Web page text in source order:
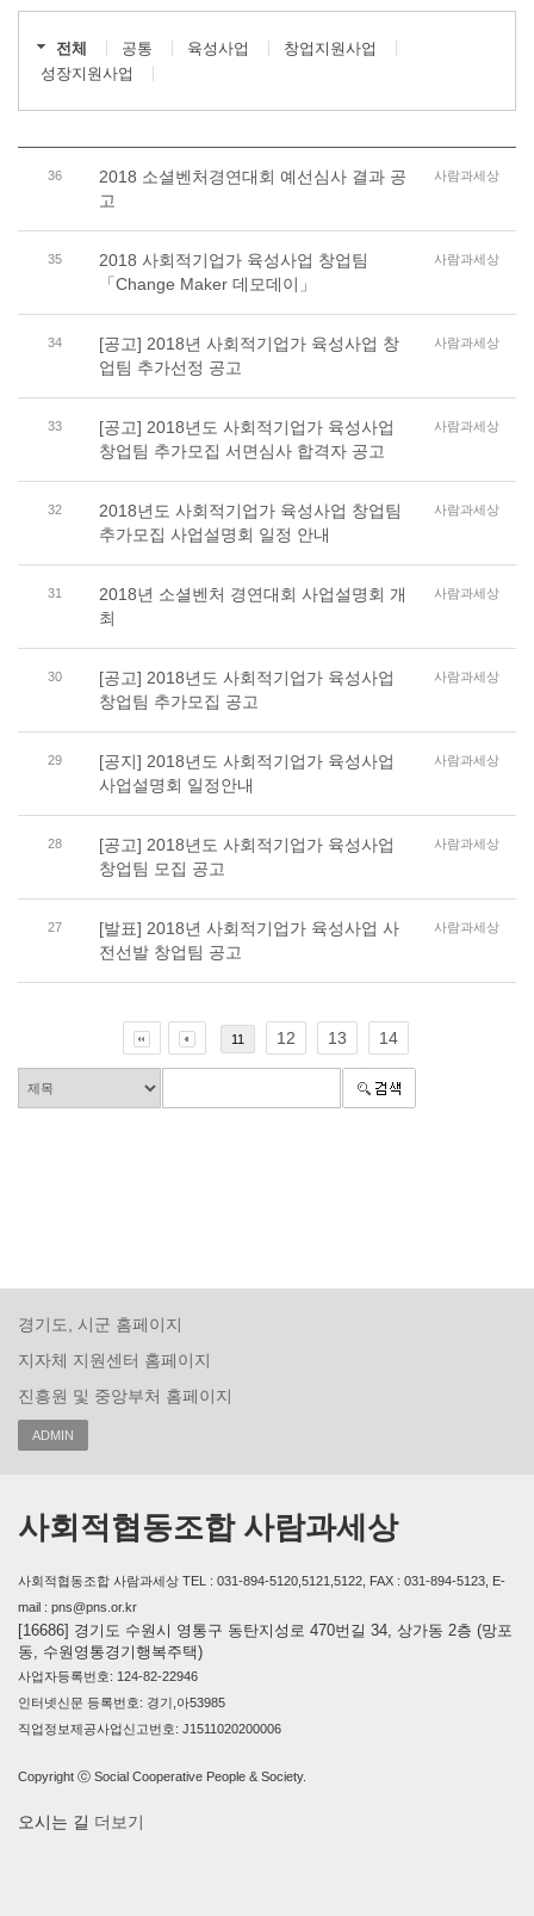
전체 공통 육성사업
창업지원사업
성장지원사업
36
2018 소셜벤처경연대회 예선심사 결과 공
고
사람과세상
35
2018 사회적기업가 육성사업 창업팀
「Change Maker 데모데이」
사람과세상
34
[공고] 2018년 사회적기업가 육성사업 창
업팀 추가선정 공고
사람과세상
33
[공고] 2018년도 사회적기업가 육성사업
창업팀 추가모집 서면심사 합격자 공고
사람과세상
32
2018년도 사회적기업가 육성사업 창업팀
추가모집 사업설명회 일정 안내
사람과세상
31
2018년 소셜벤처 경연대회 사업설명회 개
최
사람과세상
30
[공고] 2018년도 사회적기업가 육성사업
창업팀 추가모집 공고
사람과세상
29
[공지] 2018년도 사회적기업가 육성사업
사업설명회 일정안내
사람과세상
28
[공고] 2018년도 사회적기업가 육성사업
창업팀 모집 공고
사람과세상
27
[발표] 2018년 사회적기업가 육성사업 사
전선발 창업팀 공고
사람과세상
11 12 13 14
경기도, 시군 홈페이지
지자체 지원센터 홈페이지
진흥원 및 중앙부처 홈페이지
ADMIN
사회적협동조합 사람과세상
사회적협동조합 사람과세상 TEL : 031-894-5120,5121,5122, FAX : 031-894-5123, E-
mail : pns@pns.or.kr
[16686] 경기도 수원시 영통구 동탄지성로 470번길 34, 상가동 2층 (망포
동, 수원영통경기행복주택)
사업자등록번호: 124-82-22946
인터넷신문 등록번호: 경기,아53985
직업정보제공사업신고번호: J1511020200006
Copyright ⓒ Social Cooperative People & Society.
오시는 길 더보기